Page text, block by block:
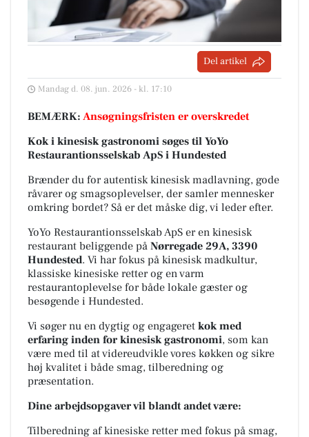
Del artikel
Mandag d. 08. jun. 2026 - kl. 17:10
BEMÆRK: Ansøgningsfristen er overskredet
Kok i kinesisk gastronomi søges til YoYo
Restaurantionsselskab ApS i Hundested
Brænder du for autentisk kinesisk madlavning, gode
råvarer og smagsoplevelser, der samler mennesker
omkring bordet? Så er det måske dig, vi leder efter.
YoYo Restaurantionsselskab ApS er en kinesisk
restaurant beliggende på Nørregade 29A, 3390
Hundested. Vi har fokus på kinesisk madkultur,
klassiske kinesiske retter og en varm
restaurantoplevelse for både lokale gæster og
besøgende i Hundested.
Vi søger nu en dygtig og engageret kok med
erfaring inden for kinesisk gastronomi, som kan
være med til at videreudvikle vores køkken og sikre
høj kvalitet i både smag, tilberedning og
præsentation.
Dine arbejdsopgaver vil blandt andet være:
Tilberedning af kinesiske retter med fokus på smag,